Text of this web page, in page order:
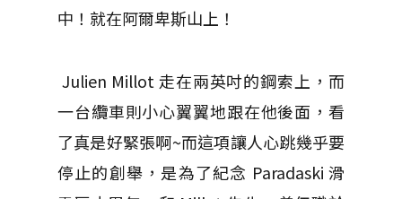
中！就在阿爾卑斯山上！
Julien Millot 走在兩英吋的鋼索上，而
一台纜車則小心翼翼地跟在他後面，看
了真是好緊張啊~而這項讓人心跳幾乎要
停止的創舉，是為了紀念 Paradaski 滑